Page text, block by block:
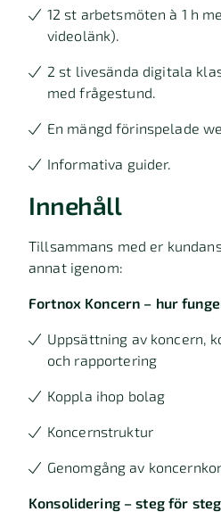
12 st arbetsmöten à 1 h
videolänk).
2 st livesända digitala
med frågestund.
En mängd förinspelade
Informativa guider.
Innehåll
Tillsammans med er
annat igenom:
Fortnox Koncern – hur
Uppsättning av koncern,
och rapportering
Koppla ihop bolag
Koncernstruktur
Genomgång av
Konsolidering – steg för steg